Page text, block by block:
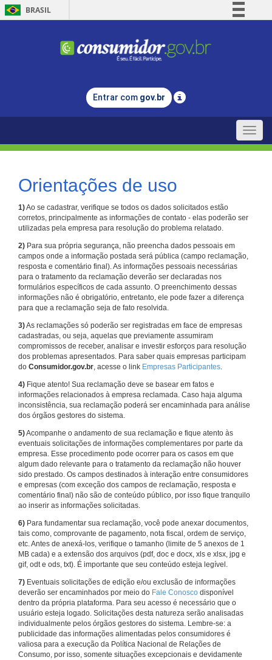
BRASIL
Comunica BR
Legislação
Entrar com gov.br
Toggle
Orientações de uso
1)Ao se cadastrar, verifique se todos os dados solicitados estão
corretos, principalmente as informações de contato - elas poderão ser
utilizadas pela empresa para resolução do problema relatado.
2) Para sua própria segurança, não preencha dados pessoais em
campos onde a informação postada será pública (campo reclamação,
resposta e comentário final). As informações pessoais necessárias
para o tratamento da reclamação deverão ser declaradas nos
formulários específicos de cada assunto. O preenchimento dessas
informações não é obrigatório, entretanto, ele pode fazer a diferença
para que a reclamação seja de fato resolvida.
3)As reclamações só poderão ser registradas em face de empresas
cadastradas, ou seja, aquelas que previamente assumiram
compromissos de receber, analisar e investir esforços para resolução
dos problemas apresentados. Para saber quais empresas participam
do Consumidor.gov.br, acesse o link Empresas Participantes.
4) Fique atento! Sua reclamação deve se basear em fatos e
informações relacionados à empresa reclamada. Caso haja alguma
inconsistência, sua reclamação poderá ser encaminhada para análise
dos órgãos gestores do sistema.
5)Acompanhe o andamento de sua reclamação e fique atento às
eventuais solicitações de informações complementares por parte da
empresa. Esse procedimento pode ocorrer para os casos em que
algum dado relevante para o tratamento da reclamação não houver
sido prestado. Os campos destinados à interação entre consumidores
e empresas (com exceção dos campos de reclamação, resposta e
comentário final) não são de conteúdo público, por isso fique tranquilo
ao inserir as informações solicitadas.
6) Para fundamentar sua reclamação, você pode anexar documentos,
tais como, comprovante de pagamento, nota fiscal, ordem de serviço,
etc. Antes de anexá-los, verifique o tamanho (limite de 5 anexos de 1
MB cada) e a extensão dos arquivos (pdf, doc e docx, xls e xlsx, jpg e
gif, odt e ods, txt). É importante que seu conteúdo esteja legível.
7) Eventuais solicitações de edição e/ou exclusão de informações
deverão ser encaminhados por meio do Fale Conosco disponível
dentro da própria plataforma. Para seu acesso é necessário que o
usuário esteja logado. Solicitações desta natureza serão analisadas
individualmente pelos órgãos gestores do sistema. Lembre-se: a
publicidade das informações alimentadas pelos consumidores é
valiosa para a execução da Política Nacional de Relações de
Consumo, por isso, somente situações excepcionais e devidamente